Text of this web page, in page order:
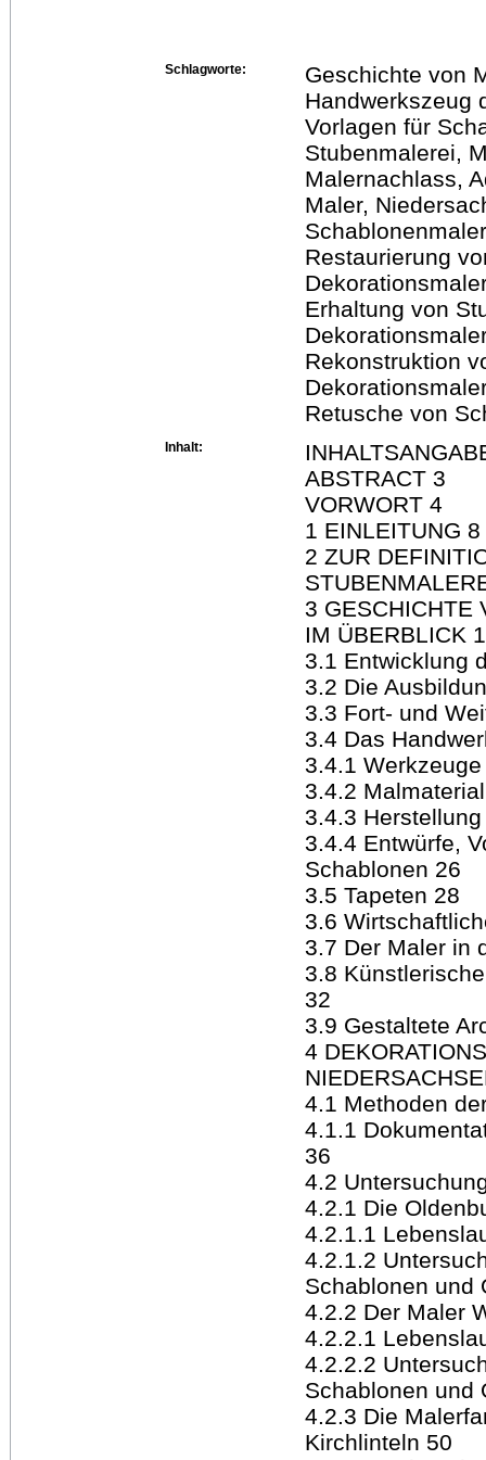
Schlagworte:
Geschichte von
Handwerkszeug
Vorlagen für
Stubenmalerei,
Malernachlass,
Maler,
Restaurierung
Erhaltung von
Rekonstruktion
Retusche von
Inhalt:
ABSTRACT 3
VORWORT 4
1 EINLEITUNG 8
2 ZUR
3 GESCHICHTE
IM ÜBERBLICK
3.1 Entwicklung
3.2 Die
3.3 Fort- und
3.4 Das
3.4.1
3.4.2
3.4.3
3.4.4 Entwürfe,
Schablonen 26
3.5 Tapeten 28
3.6
3.7 Der Maler in
3.8
32
3.9 Gestaltete
4
4.1 Methoden
4.1.1
36
4.2
4.2.1 Die
4.2.1.1
4.2.1.2
Schablonen und
4.2.2 Der Maler
4.2.2.1
4.2.2.2
Schablonen und
4.2.3 Die
Kirchlinteln 50